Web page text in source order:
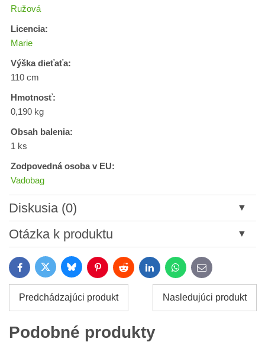
Ružová
Licencia:
Marie
Výška dieťaťa:
110 cm
Hmotnosť:
0,190 kg
Obsah balenia:
1 ks
Zodpovedná osoba v EU:
Vadobag
Diskusia (0)
Nový komentár
Názov:
Meno:*
Otázka k produktu
*
Váš e-mail:*
FacebookTwitter BlueskyPinterestReddit LinkedInWhatsApp
E-
mail
Predchádzajúci produkt Nasledujúci produkt
Podobné produkty